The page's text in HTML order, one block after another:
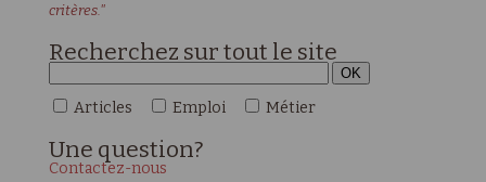
critères."
Recherchez sur tout le site
Articles Emploi Métier
Une question?
Contactez-nous